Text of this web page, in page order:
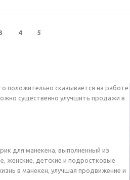
4 5
положительно сказывается на работе
существенно улучшить продажи в
для манекена, выполненный из
женские, детские и подростковые
в манекен, улучшая продвижение и